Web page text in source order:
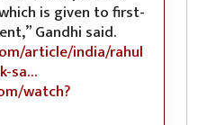
is given to first-
Gandhi said.
article/india/rahul
sa…
watch?